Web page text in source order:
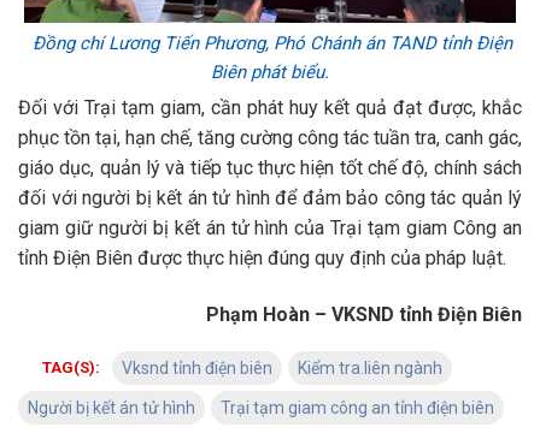
Đồng chí Lương Tiến Phương, Phó Chánh án TAND tỉnh Điện
Biên phát biểu.
Đối với Trại tạm giam, cần phát huy kết quả đạt được, khắc
phục tồn tại, hạn chế, tăng cường công tác tuần tra, canh gác,
giáo dục, quản lý và tiếp tục thực hiện tốt chế độ, chính sách
đối với người bị kết án tử hình để đảm bảo công tác quản lý
giam giữ người bị kết án tử hình của Trại tạm giam Công an
tỉnh Điện Biên được thực hiện đúng quy định của pháp luật.
Phạm Hoàn – VKSND tỉnh Điện Biên
TAG(S): Vksnd tỉnh điện biên Kiểm tra.liên ngành
Người bị kết án tử hình Trại tạm giam công an tỉnh điện biên